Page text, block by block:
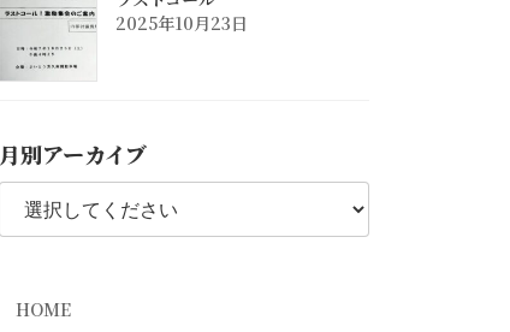
2025年10月23日
月別アーカイブ
HOME